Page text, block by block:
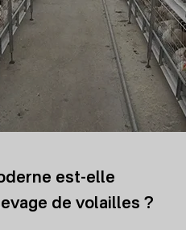
est-elle
de volailles ?